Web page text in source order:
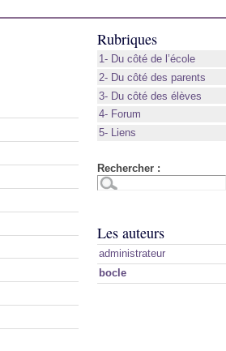
Rubriques
1- Du côté de l’école
2- Du côté des parents
3- Du côté des élèves
4- Forum
5- Liens
Rechercher :
Les auteurs
administrateur
bocle